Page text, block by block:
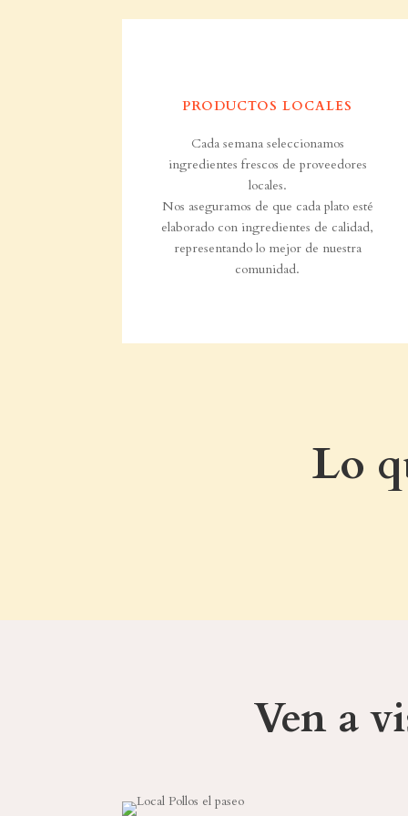
PRODUCTOS LOCALES
Cada semana seleccionamos
ingredientes frescos de proveedores
locales.
Nos aseguramos de que cada plato esté
elaborado con ingredientes de calidad,
representando lo mejor de nuestra
comunidad.
Lo
Ven a